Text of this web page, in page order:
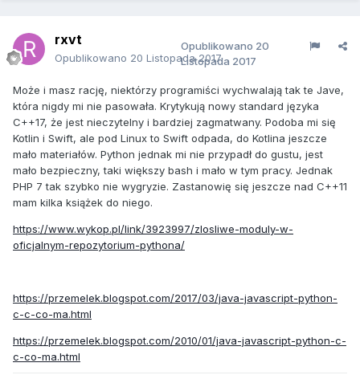
rxvt
Opublikowano 20 Listopada 2017
Opublikowano 20
Listopada 2017
Może i masz rację, niektórzy programiści wychwalają tak te Jave,
która nigdy mi nie pasowała. Krytykują nowy standard języka
C++17, że jest nieczytelny i bardziej zagmatwany. Podoba mi się
Kotlin i Swift, ale pod Linux to Swift odpada, do Kotlina jeszcze
mało materiałów. Python jednak mi nie przypadł do gustu, jest
mało bezpieczny, taki większy bash i mało w tym pracy. Jednak
PHP 7 tak szybko nie wygryzie. Zastanowię się jeszcze nad C++11
mam kilka książek do niego.
https://www.wykop.pl/link/3923997/zlosliwe-moduly-w-
oficjalnym-repozytorium-pythona/
https://przemelek.blogspot.com/2017/03/java-javascript-python-
c-c-co-ma.html
https://przemelek.blogspot.com/2010/01/java-javascript-python-c-
c-co-ma.html